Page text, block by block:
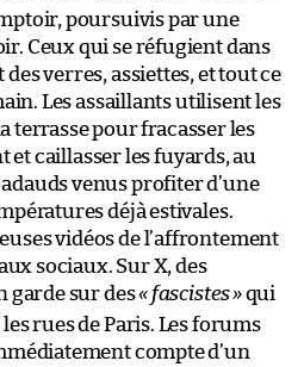
poursuivis par une
Ceux qui se réfugient dans
verres, assiettes, et tout ce
Les assaillants utilisent les
terrasse pour fracasser les
et caillasser les fuyards, au
venus profiter d’une
déjà estivales.
vidéos de l’affrontement
sociaux. Sur X, des
garde sur des« fascistes»qui
rues de Paris. Les forums
compte d’un